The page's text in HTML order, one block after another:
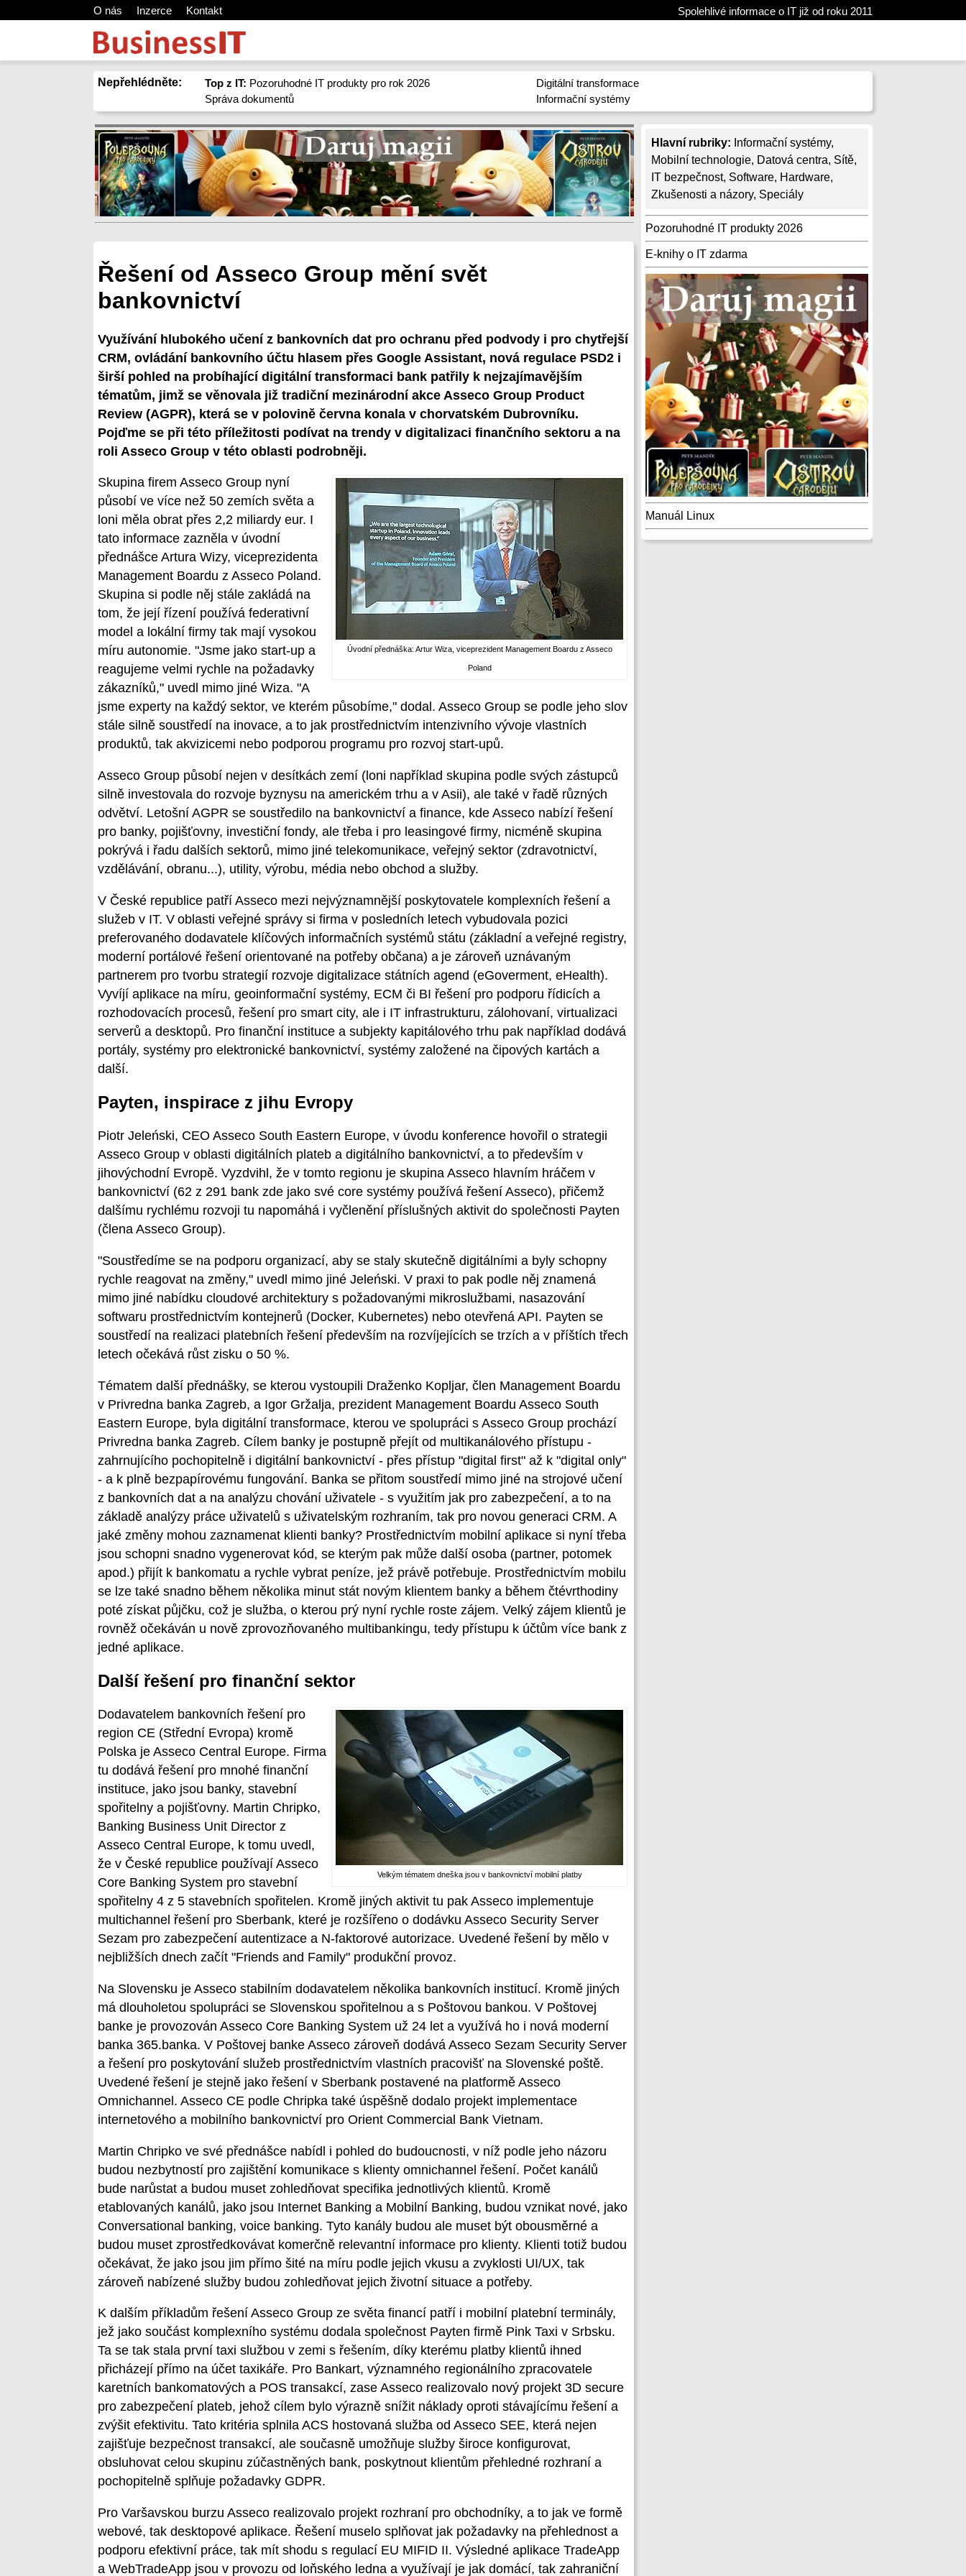
O nás Inzerce Kontakt Spolehlivé informace o IT již od roku 2011
Nepřehlédněte: Top z IT: Pozoruhodné IT produkty pro rok 2026
Správa dokumentů
Digitální transformace
Informační systémy
Hlavní rubriky: Informační systémy,
Mobilní technologie, Datová centra, Sítě,
IT bezpečnost, Software, Hardware,
Zkušenosti a názory, Speciály
Pozoruhodné IT produkty 2026
E-knihy o IT zdarma
Manuál Linux
Řešení od Asseco Group mění svět
bankovnictví
Využívání hlubokého učení z bankovních dat pro ochranu před podvody i pro chytřejší
CRM, ovládání bankovního účtu hlasem přes Google Assistant, nová regulace PSD2 i
širší pohled na probíhající digitální transformaci bank patřily k nejzajímavějším
tématům, jimž se věnovala již tradiční mezinárodní akce Asseco Group Product
Review (AGPR), která se v polovině června konala v chorvatském Dubrovníku.
Pojďme se při této příležitosti podívat na trendy v digitalizaci finančního sektoru a na
roli Asseco Group v této oblasti podrobněji.
Úvodní přednáška: Artur Wiza, viceprezident Management Boardu z Asseco
Poland
Skupina firem Asseco Group nyní
působí ve více než 50 zemích světa a
loni měla obrat přes 2,2 miliardy eur. I
tato informace zazněla v úvodní
přednášce Artura Wizy, viceprezidenta
Management Boardu z Asseco Poland.
Skupina si podle něj stále zakládá na
tom, že její řízení používá federativní
model a lokální firmy tak mají vysokou
míru autonomie. "Jsme jako start-up a
reagujeme velmi rychle na požadavky
zákazníků," uvedl mimo jiné Wiza. "A
jsme experty na každý sektor, ve kterém působíme," dodal. Asseco Group se podle jeho slov
stále silně soustředí na inovace, a to jak prostřednictvím intenzivního vývoje vlastních
produktů, tak akvizicemi nebo podporou programu pro rozvoj start-upů.
Asseco Group působí nejen v desítkách zemí (loni například skupina podle svých zástupců
silně investovala do rozvoje byznysu na americkém trhu a v Asii), ale také v řadě různých
odvětví. Letošní AGPR se soustředilo na bankovnictví a finance, kde Asseco nabízí řešení
pro banky, pojišťovny, investiční fondy, ale třeba i pro leasingové firmy, nicméně skupina
pokrývá i řadu dalších sektorů, mimo jiné telekomunikace, veřejný sektor (zdravotnictví,
vzdělávání, obranu...), utility, výrobu, média nebo obchod a služby.
V České republice patří Asseco mezi nejvýznamnější poskytovatele komplexních řešení a
služeb v IT. V oblasti veřejné správy si firma v posledních letech vybudovala pozici
preferovaného dodavatele klíčových informačních systémů státu (základní a veřejné registry,
moderní portálové řešení orientované na potřeby občana) a je zároveň uznávaným
partnerem pro tvorbu strategií rozvoje digitalizace státních agend (eGoverment, eHealth).
Vyvíjí aplikace na míru, geoinformační systémy, ECM či BI řešení pro podporu řídicích a
rozhodovacích procesů, řešení pro smart city, ale i IT infrastrukturu, zálohovaní, virtualizaci
serverů a desktopů. Pro finanční instituce a subjekty kapitálového trhu pak například dodává
portály, systémy pro elektronické bankovnictví, systémy založené na čipových kartách a
další.
Payten, inspirace z jihu Evropy
Piotr Jeleński, CEO Asseco South Eastern Europe, v úvodu konference hovořil o strategii
Asseco Group v oblasti digitálních plateb a digitálního bankovnictví, a to především v
jihovýchodní Evropě. Vyzdvihl, že v tomto regionu je skupina Asseco hlavním hráčem v
bankovnictví (62 z 291 bank zde jako své core systémy používá řešení Asseco), přičemž
dalšímu rychlému rozvoji tu napomáhá i vyčlenění příslušných aktivit do společnosti Payten
(člena Asseco Group).
"Soustředíme se na podporu organizací, aby se staly skutečně digitálními a byly schopny
rychle reagovat na změny," uvedl mimo jiné Jeleński. V praxi to pak podle něj znamená
mimo jiné nabídku cloudové architektury s požadovanými mikroslužbami, nasazování
softwaru prostřednictvím kontejnerů (Docker, Kubernetes) nebo otevřená API. Payten se
soustředí na realizaci platebních řešení především na rozvíjejících se trzích a v příštích třech
letech očekává růst zisku o 50 %.
Tématem další přednášky, se kterou vystoupili Draženko Kopljar, člen Management Boardu
v Privredna banka Zagreb, a Igor Gržalja, prezident Management Boardu Asseco South
Eastern Europe, byla digitální transformace, kterou ve spolupráci s Asseco Group prochází
Privredna banka Zagreb. Cílem banky je postupně přejít od multikanálového přístupu -
zahrnujícího pochopitelně i digitální bankovnictví - přes přístup "digital first" až k "digital only"
- a k plně bezpapírovému fungování. Banka se přitom soustředí mimo jiné na strojové učení
z bankovních dat a na analýzu chování uživatele - s využitím jak pro zabezpečení, a to na
základě analýzy práce uživatelů s uživatelským rozhraním, tak pro novou generaci CRM. A
jaké změny mohou zaznamenat klienti banky? Prostřednictvím mobilní aplikace si nyní třeba
jsou schopni snadno vygenerovat kód, se kterým pak může další osoba (partner, potomek
apod.) přijít k bankomatu a rychle vybrat peníze, jež právě potřebuje. Prostřednictvím mobilu
se lze také snadno během několika minut stát novým klientem banky a během čtévrthodiny
poté získat půjčku, což je služba, o kterou prý nyní rychle roste zájem. Velký zájem klientů je
rovněž očekáván u nově zprovozňovaného multibankingu, tedy přístupu k účtům více bank z
jedné aplikace.
Další řešení pro finanční sektor
Velkým tématem dneška jsou v bankovnictví mobilní platby
Dodavatelem bankovních řešení pro
region CE (Střední Evropa) kromě
Polska je Asseco Central Europe. Firma
tu dodává řešení pro mnohé finanční
instituce, jako jsou banky, stavební
spořitelny a pojišťovny. Martin Chripko,
Banking Business Unit Director z
Asseco Central Europe, k tomu uvedl,
že v České republice používají Asseco
Core Banking System pro stavební
spořitelny 4 z 5 stavebních spořitelen. Kromě jiných aktivit tu pak Asseco implementuje
multichannel řešení pro Sberbank, které je rozšířeno o dodávku Asseco Security Server
Sezam pro zabezpečení autentizace a N-faktorové autorizace. Uvedené řešení by mělo v
nejbližších dnech začít "Friends and Family" produkční provoz.
Na Slovensku je Asseco stabilním dodavatelem několika bankovních institucí. Kromě jiných
má dlouholetou spolupráci se Slovenskou spořitelnou a s Poštovou bankou. V Poštovej
banke je provozován Asseco Core Banking System už 24 let a využívá ho i nová moderní
banka 365.banka. V Poštovej banke Asseco zároveň dodává Asseco Sezam Security Server
a řešení pro poskytování služeb prostřednictvím vlastních pracovišť na Slovenské poště.
Uvedené řešení je stejně jako řešení v Sberbank postavené na platformě Asseco
Omnichannel. Asseco CE podle Chripka také úspěšně dodalo projekt implementace
internetového a mobilního bankovnictví pro Orient Commercial Bank Vietnam.
Martin Chripko ve své přednášce nabídl i pohled do budoucnosti, v níž podle jeho názoru
budou nezbytností pro zajištění komunikace s klienty omnichannel řešení. Počet kanálů
bude narůstat a budou muset zohledňovat specifika jednotlivých klientů. Kromě
etablovaných kanálů, jako jsou Internet Banking a Mobilní Banking, budou vznikat nové, jako
Conversational banking, voice banking. Tyto kanály budou ale muset být obousměrné a
budou muset zprostředkovávat komerčně relevantní informace pro klienty. Klienti totiž budou
očekávat, že jako jsou jim přímo šité na míru podle jejich vkusu a zvyklosti UI/UX, tak
zároveň nabízené služby budou zohledňovat jejich životní situace a potřeby.
K dalším příkladům řešení Asseco Group ze světa financí patří i mobilní platební terminály,
jež jako součást komplexního systému dodala společnost Payten firmě Pink Taxi v Srbsku.
Ta se tak stala první taxi službou v zemi s řešením, díky kterému platby klientů ihned
přicházejí přímo na účet taxikáře. Pro Bankart, významného regionálního zpracovatele
karetních bankomatových a POS transakcí, zase Asseco realizovalo nový projekt 3D secure
pro zabezpečení plateb, jehož cílem bylo výrazně snížit náklady oproti stávajícímu řešení a
zvýšit efektivitu. Tato kritéria splnila ACS hostovaná služba od Asseco SEE, která nejen
zajišťuje bezpečnost transakcí, ale současně umožňuje služby široce konfigurovat,
obsluhovat celou skupinu zúčastněných bank, poskytnout klientům přehledné rozhraní a
pochopitelně splňuje požadavky GDPR.
Pro Varšavskou burzu Asseco realizovalo projekt rozhraní pro obchodníky, a to jak ve formě
webové, tak desktopové aplikace. Řešení muselo splňovat jak požadavky na přehlednost a
podporu efektivní práce, tak mít shodu s regulací EU MIFID II. Výsledné aplikace TradeApp
a WebTradeApp jsou v provozu od loňského ledna a využívají je jak domácí, tak zahraniční